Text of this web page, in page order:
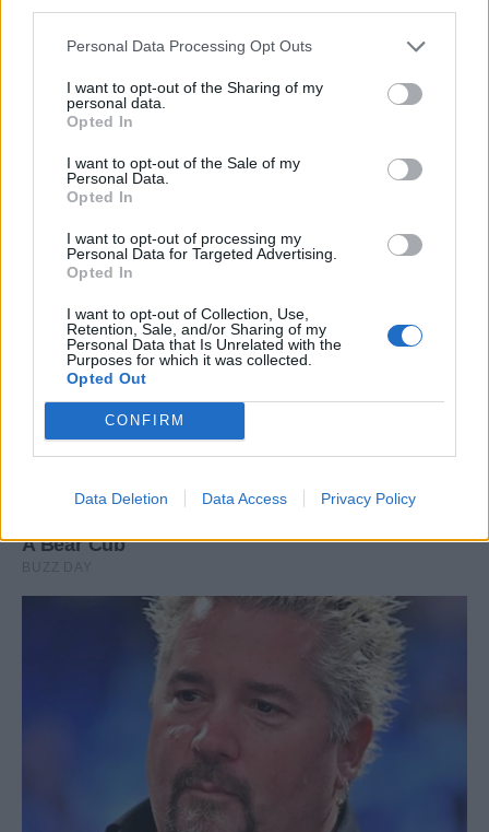
Personal Data Processing Opt Outs
I want to opt-out of the Sharing of my
personal data.
Opted In
I want to opt-out of the Sale of my
Personal Data.
Opted In
I want to opt-out of processing my
Personal Data for Targeted Advertising.
Opted In
I want to opt-out of Collection, Use,
Retention, Sale, and/or Sharing of my
Personal Data that Is Unrelated with the
Purposes for which it was collected.
Opted Out
CONFIRM
Data Deletion Data Access Privacy Policy